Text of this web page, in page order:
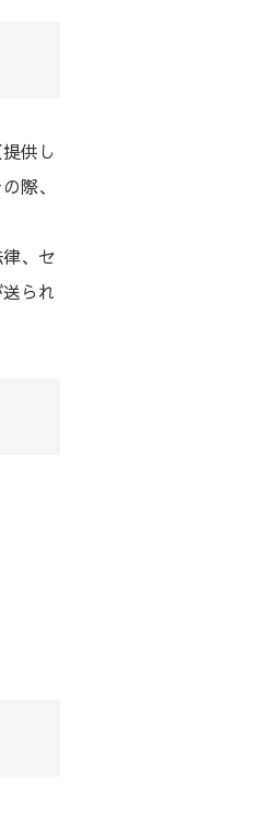
供し
際、
、セ
られ